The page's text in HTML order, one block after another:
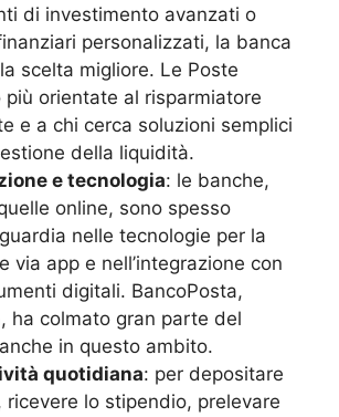
di investimento avanzati o
personalizzati, la banca
scelta migliore. Le Poste
più orientate al risparmiatore
e a chi cerca soluzioni semplici
della liquidità.
e tecnologia: le banche,
online, sono spesso
nelle tecnologie per la
via app e nell’integrazione con
digitali. BancoPosta,
ha colmato gran parte del
in questo ambito.
quotidiana: per depositare
ricevere lo stipendio, prelevare